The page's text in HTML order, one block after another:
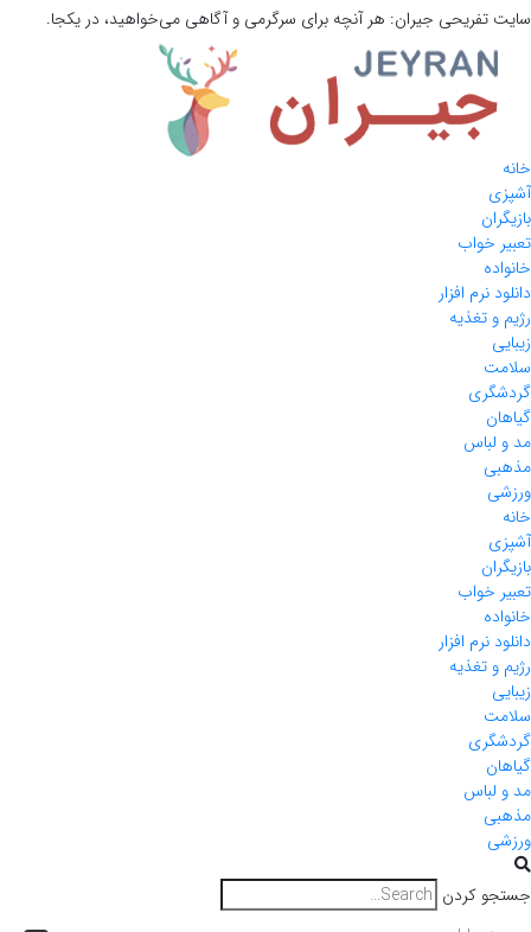
سایت تفریحی جیران: هر آنچه برای سرگرمی و آگاهی می‌خواهید، در یکجا.
خانه
آشپزی
بازیگران
تعبیر خواب
خانواده
دانلود نرم افزار
رژیم و تغذیه
زیبایی
سلامت
گردشگری
گیاهان
مد و لباس
مذهبی
ورزشی
خانه
آشپزی
بازیگران
تعبیر خواب
خانواده
دانلود نرم افزار
رژیم و تغذیه
زیبایی
سلامت
گردشگری
گیاهان
مد و لباس
مذهبی
ورزشی
جستجو کردن